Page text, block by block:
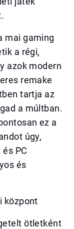
mai gaming
a régi,
azok modern
remake
tartja az
a múltban.
ez a
úgy,
PC
és
központ
ötletként